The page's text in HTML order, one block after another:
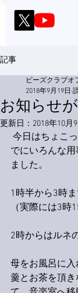
記事
お知らせ
ビーズクラブオ
2018年9月19日
更新日： 2018年10月
でにいろんな
ました。
1時半から3時
（実際には3時
2時からはルネ
母をお風呂に
羹とお茶を頂